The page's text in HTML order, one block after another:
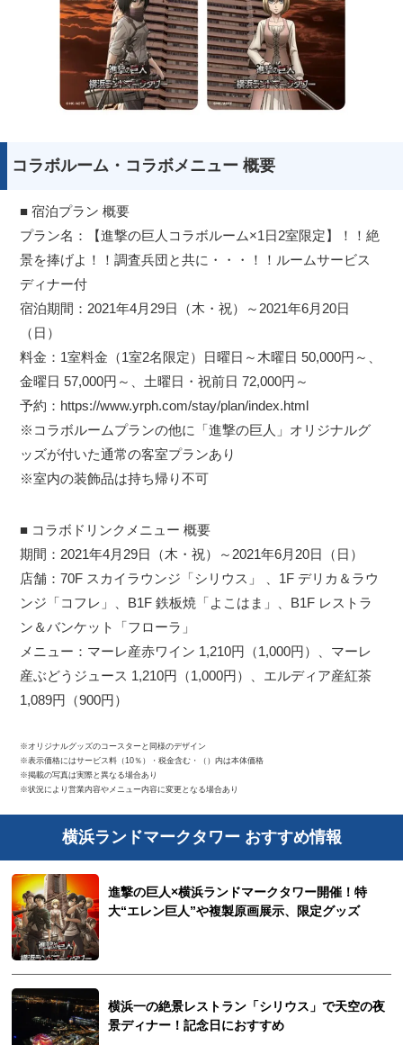
コラボルーム・コラボメニュー 概要
■ 宿泊プラン 概要
プラン名：【進撃の巨人コラボルーム×1日2室限定】！！絶
景を捧げよ！！調査兵団と共に・・・！！ルームサービス
ディナー付
宿泊期間：2021年4月29日（木・祝）～2021年6月20日
（日）
料金：1室料金（1室2名限定）日曜日～木曜日 50,000円～、
金曜日 57,000円～、土曜日・祝前日 72,000円～
予約：https://www.yrph.com/stay/plan/index.html
※コラボルームプランの他に「進撃の巨人」オリジナルグ
ッズが付いた通常の客室プランあり
※室内の装飾品は持ち帰り不可
■ コラボドリンクメニュー 概要
期間：2021年4月29日（木・祝）～2021年6月20日（日）
店舗：70F スカイラウンジ「シリウス」 、1F デリカ＆ラウ
ンジ「コフレ」、B1F 鉄板焼「よこはま」、B1F レストラ
ン＆バンケット「フローラ」
メニュー：マーレ産赤ワイン 1,210円（1,000円）、マーレ
産ぶどうジュース 1,210円（1,000円）、エルディア産紅茶
1,089円（900円）
※オリジナルグッズのコースターと同様のデザイン
※表示価格にはサービス料（10％）・税金含む・（）内は本体価格
※掲載の写真は実際と異なる場合あり
※状況により営業内容やメニュー内容に変更となる場合あり
横浜ランドマークタワー おすすめ情報
進撃の巨人×横浜ランドマークタワー開催！特
大“エレン巨人”や複製原画展示、限定グッズ
横浜一の絶景レストラン「シリウス」で天空の夜
景ディナー！記念日におすすめ